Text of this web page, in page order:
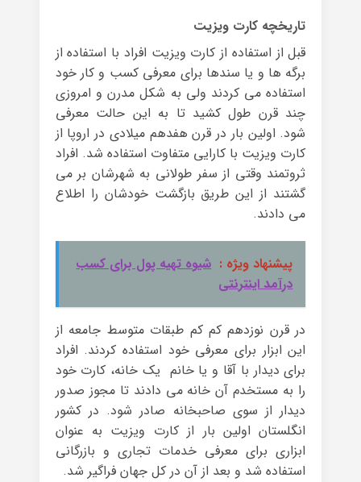
تاریخچه کارت ویزیت
قبل از استفاده از کارت ویزیت افراد با استفاده از
برگه ها و یا سندها برای معرفی کسب و کار خود
استفاده می کردند ولی به شکل مدرن و امروزی
چند قرن طول کشید تا به این حالت معرفی
شود. اولین بار در قرن هفدهم میلادی در اروپا از
کارت ویزیت با کارایی متفاوت استفاده شد. افراد
ثروتمند وقتی از سفر طولانی به شهرشان بر می
گشتند از این طریق بازگشت خودشان را اطلاع
می دادند.
پیشنهاد ویژه : شیوه تهیه پول برای کسب
درآمد اینترنتی
در قرن نوزدهم کم کم طبقات متوسط جامعه از
این ابزار برای معرفی خود استفاده کردند. افراد
برای دیدار با آقا و یا خانم یک خانه، کارت خود
را به مستخدم آن خانه می دادند تا مجوز صدور
دیدار از سوی صاحبخانه صادر شود. در کشور
انگلستان اولین بار از کارت ویزیت به عنوان
ابزاری برای معرفی خدمات تجاری و بازرگانی
استفاده شد و بعد از آن در کل جهان فراگیر شد.